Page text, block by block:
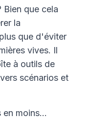
que cela
la
que d'éviter
vives. Il
à outils de
scénarios et
en moins…